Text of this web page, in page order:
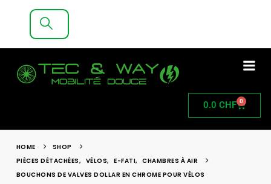
0.0CHF 0
HOME
SHOP
PIÈCES DÉTACHÉES, VÉLOS, E-FATI,
CHAMBRES À AIR
BOUCHONS DE VALVES DOLLAR EN CHROME POUR VÉLOS
LIVRAISON GRATUITE A PARTIR DE 200CHF